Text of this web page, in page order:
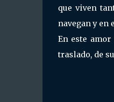
que viven
navegan y en
En este
traslado, de